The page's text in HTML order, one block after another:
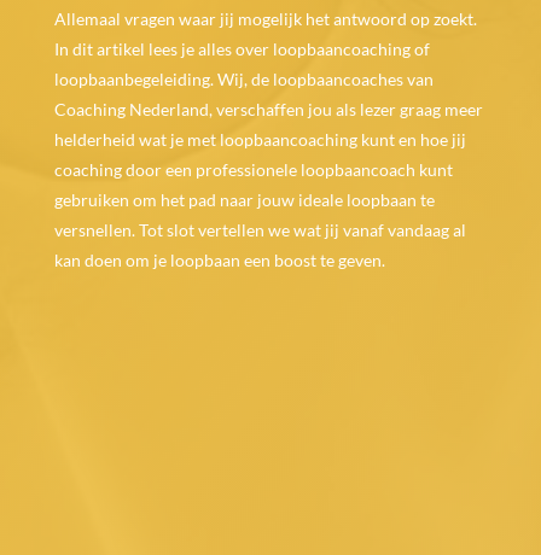
Allemaal vragen waar jij mogelijk het antwoord op zoekt.
In dit artikel lees je alles over loopbaancoaching of
loopbaanbegeleiding. Wij, de loopbaancoaches van
Coaching Nederland, verschaffen jou als lezer graag meer
helderheid wat je met loopbaancoaching kunt en hoe jij
coaching door een professionele loopbaancoach kunt
gebruiken om het pad naar jouw ideale loopbaan te
versnellen. Tot slot vertellen we wat jij vanaf vandaag al
kan doen om je loopbaan een boost te geven.